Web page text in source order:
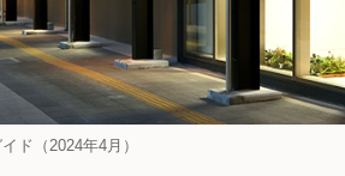
ド（2024年4月）